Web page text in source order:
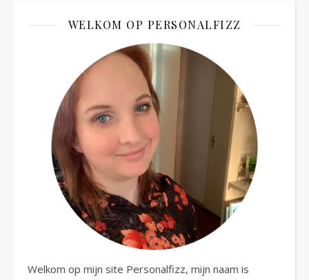
WELKOM OP PERSONALFIZZ
Welkom op mijn site Personalfizz, mijn naam is